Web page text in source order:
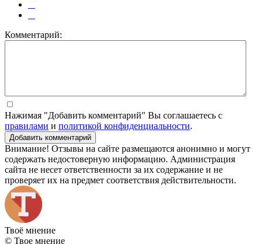
Комментарий:
Нажимая "Добавить комментарий" Вы соглашаетесь с
правилами и политикой конфиденциальности.
Добавить комментарий
Внимание! Отзывы на сайте размещаются анонимно и могут
содержать недостоверную информацию. Администрация
сайта не несет ответственности за их содержание и не
проверяет их на предмет соответствия действительности.
Твоё мнение
© Твое мнение